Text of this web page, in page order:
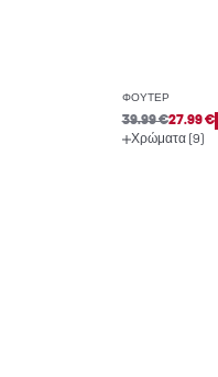
ΦΟΎΤΕΡ
39.99 €27.99 €
Χρώματα (9)